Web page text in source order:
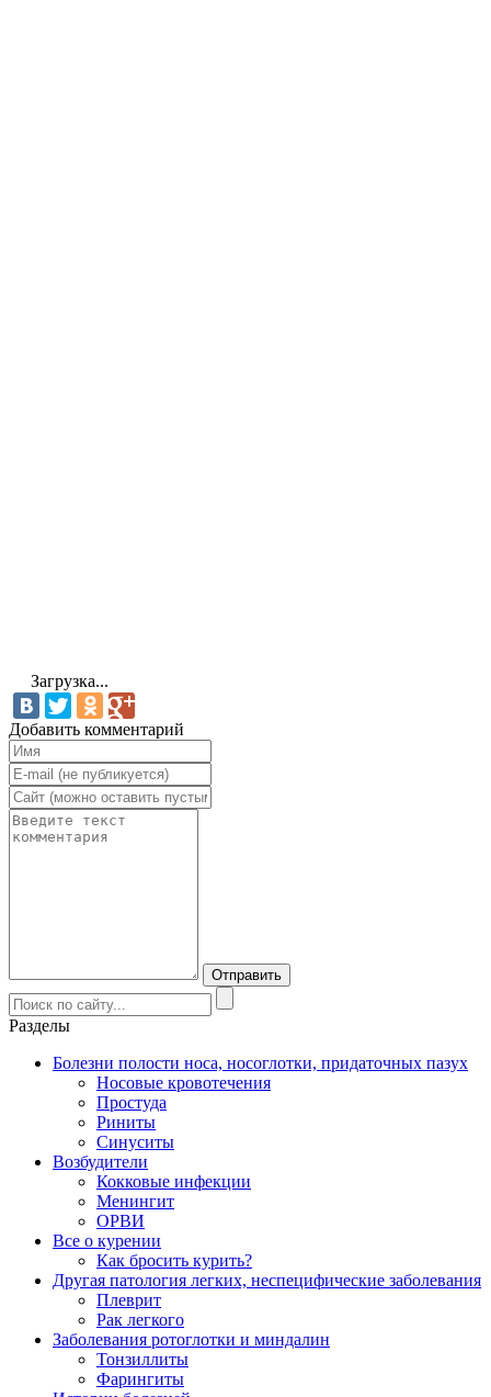
Загрузка...
Добавить комментарий
Разделы
Болезни полости носа, носоглотки, придаточных пазух
Носовые кровотечения
Простуда
Риниты
Синуситы
Возбудители
Кокковые инфекции
Менингит
ОРВИ
Все о курении
Как бросить курить?
Другая патология легких, неспецифические заболевания
Плеврит
Рак легкого
Заболевания ротоглотки и миндалин
Тонзиллиты
Фарингиты